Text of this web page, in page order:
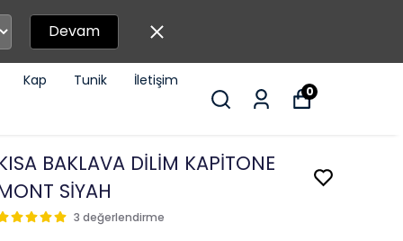
Devam
Kap Tunik İletişim
0
BAKLAVA DİLİM KAPİTONE
SİYAH
3 değerlendirme